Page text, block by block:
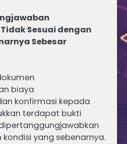
Sesuai dengan
Sebesar
biaya
konfirmasi kepada
terdapat bukti
yang sebenarnya.